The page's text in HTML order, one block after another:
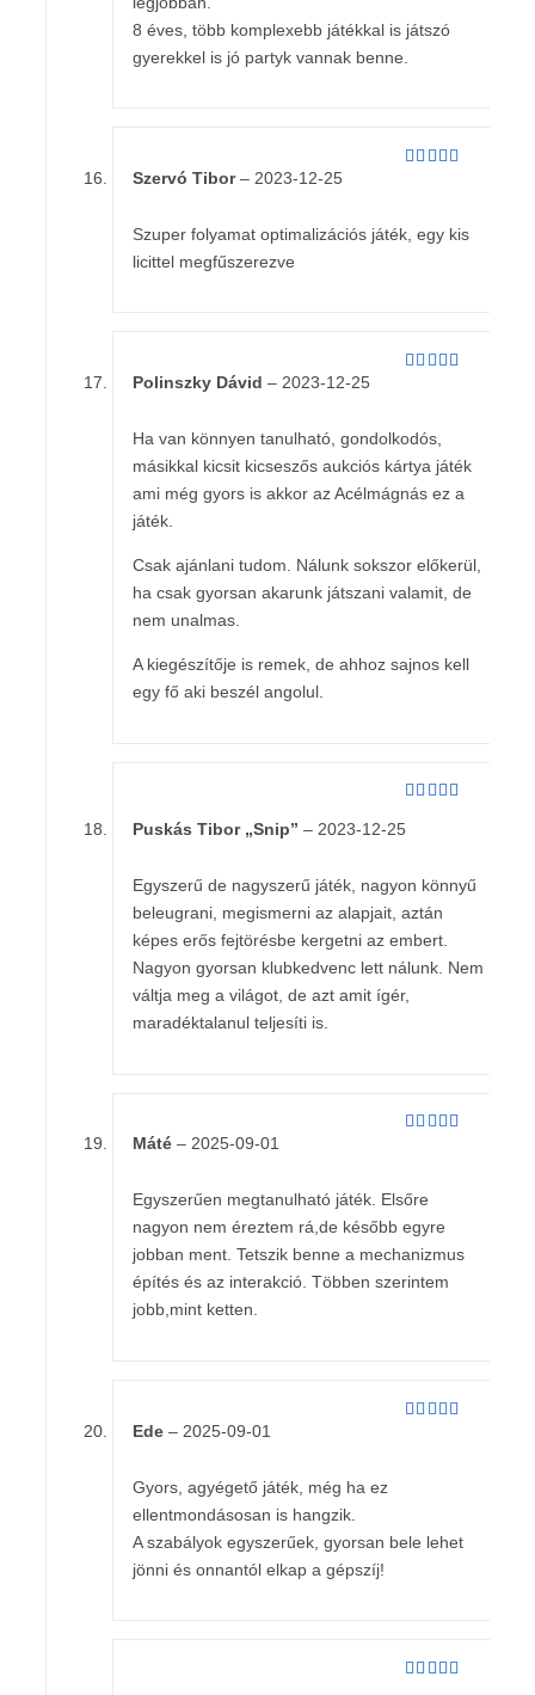
8 éves, több komplexebb játékkal is játszó
gyerekkel is jó partyk vannak benne.
Szervó Tibor– 2023-12-25
Szuper folyamat optimalizációs játék, egy kis
licittel megfűszerezve
Polinszky Dávid– 2023-12-25
Ha van könnyen tanulható, gondolkodós,
másikkal kicsit kicseszős aukciós kártya játék
ami még gyors is akkor az Acélmágnás ez a
játék.
Csak ajánlani tudom. Nálunk sokszor előkerül,
ha csak gyorsan akarunk játszani valamit, de
nem unalmas.
A kiegészítője is remek, de ahhoz sajnos kell
egy fő aki beszél angolul.
/ 5
Puskás Tibor „Snip”– 2023-12-25
Egyszerű de nagyszerű játék, nagyon könnyű
beleugrani, megismerni az alapjait, aztán
képes erős fejtörésbe kergetni az embert.
Nagyon gyorsan klubkedvenc lett nálunk. Nem
váltja meg a világot, de azt amit ígér,
maradéktalanul teljesíti is.
Máté– 2025-09-01
Egyszerűen megtanulható játék. Elsőre
nagyon nem éreztem rá,de később egyre
jobban ment. Tetszik benne a mechanizmus
építés és az interakció. Többen szerintem
jobb,mint ketten.
Ede– 2025-09-01
Gyors, agyégető játék, még ha ez
ellentmondásosan is hangzik.
A szabályok egyszerűek, gyorsan bele lehet
jönni és onnantól elkap a gépszíj!